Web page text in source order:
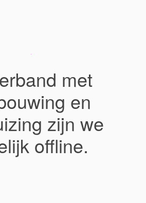
met
en
zijn we
offline.